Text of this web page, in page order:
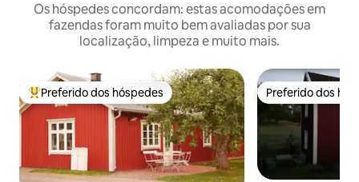
Os hóspedes concordam: estas acomodações em
fazendas foram muito bem avaliadas por sua
localização, limpeza e muito mais.
Entre os melhores preferidos dos hóspedes
Preferido dos hóspedes Preferido dos
Preferido dos